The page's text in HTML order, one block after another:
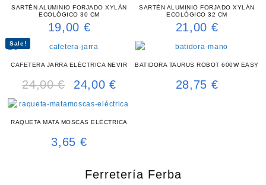
28,95 €.
28,95 €.
SARTÉN ALUMINIO FORJADO XYLÁN
ECOLÓGICO 30 CM
19,00 €
SARTÉN ALUMINIO FORJADO XYLÁN
ECOLÓGICO 32 CM
21,00 €
Sale!
CAFETERA JARRA ELÉCTRICA NEVIR
24,00€
Original
was:
24,00 €.
24,00€Current
is:
24,00 €.
BATIDORA TAURUS ROBOT 600W EASY
28,75 €
RAQUETA MATA MOSCAS ELÉCTRICA
3,65 €
Ferretería Ferba